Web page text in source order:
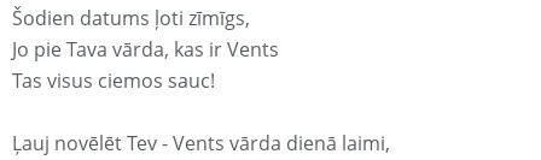
Šodien datums ļoti zīmīgs,
Jo pie Tava vārda, kas ir Vents
Tas visus ciemos sauc!
Ļauj novēlēt Tev - Vents vārda dienā laimi,